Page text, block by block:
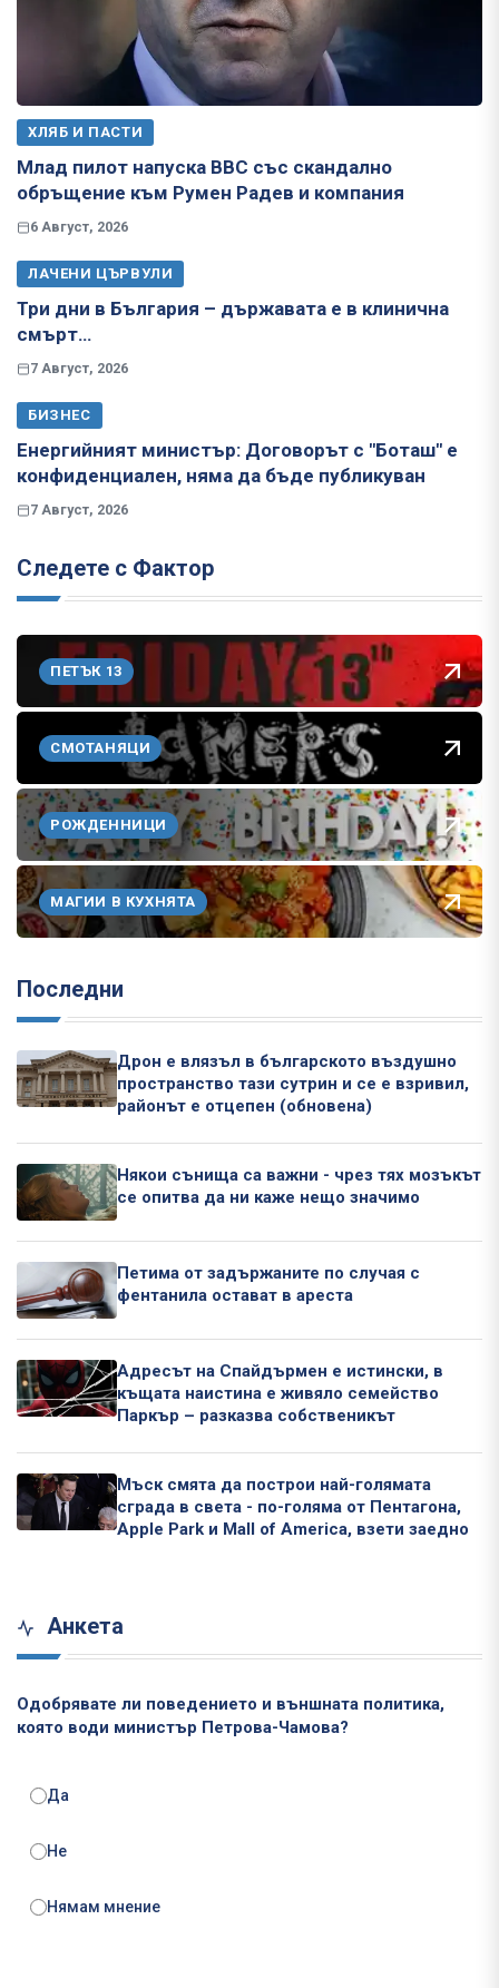
ХЛЯБ И ПАСТИ
Млад пилот напуска ВВС със скандално
обръщение към Румен Радев и компания
6 Август, 2026
ЛАЧЕНИ ЦЪРВУЛИ
Три дни в България – държавата е в клинична
смърт…
7 Август, 2026
БИЗНЕС
Енергийният министър: Договорът с "Боташ" е
конфиденциален, няма да бъде публикуван
7 Август, 2026
Следете с Фактор
ПЕТЪК 13
СМОТАНЯЦИ
РОЖДЕННИЦИ
МАГИИ В КУХНЯТА
Последни
Дрон е влязъл в българското въздушно
пространство тази сутрин и се е взривил,
районът е отцепен (обновена)
Някои сънища са важни - чрез тях мозъкът
се опитва да ни каже нещо значимо
Петима от задържаните по случая с
фентанила остават в ареста
Адресът на Спайдърмен е истински, в
къщата наистина е живяло семейство
Паркър – разказва собственикът
Мъск смята да построи най-голямата
сграда в света - по-голяма от Пентагона,
Apple Park и Mall of America, взети заедно
Анкета
Одобрявате ли поведението и външната политика,
която води министър Петрова-Чамова?
Да
Не
Нямам мнение